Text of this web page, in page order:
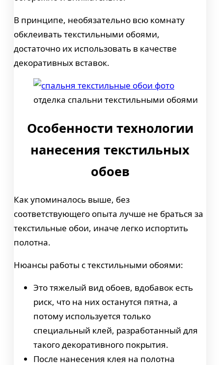
В принципе, необязательно всю комнату
обклеивать текстильными обоями,
достаточно их использовать в качестве
декоративных вставок.
отделка спальни текстильными обоями
Особенности технологии
нанесения текстильных
обоев
Как упоминалось выше, без
соответствующего опыта лучше не браться за
текстильные обои, иначе легко испортить
полотна.
Нюансы работы с текстильными обоями:
Это тяжелый вид обоев, вдобавок есть
риск, что на них останутся пятна, а
потому используется только
специальный клей, разработанный для
такого декоративного покрытия.
После нанесения клея на полотна